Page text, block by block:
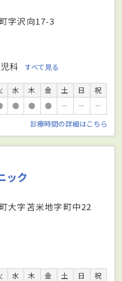
字沢向17-3
科 すべて見る
水 木 金 土 日
祝
● ● ● － －
－
診療時間の詳細はこちら
ック
大字苫米地字町中22
水 木 金 土 日
祝